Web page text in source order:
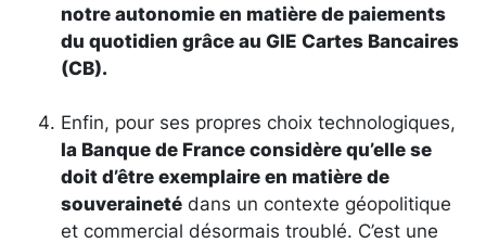
notre autonomie en matière de paiements
du quotidien grâce au GIE Cartes Bancaires
(CB).
Enfin, pour ses propres choix technologiques,
la Banque de France considère qu’elle se
doit d’être exemplaire en matière de
souveraineté dans un contexte géopolitique
et commercial désormais troublé. C’est une